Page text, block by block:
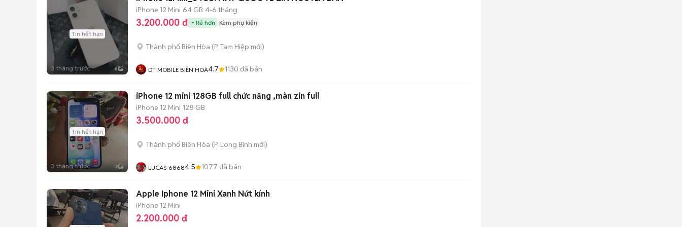
Tin hết hạn
3 tháng trước 6
iPhone 12 Mini 64 GB 4-6 tháng
3.200.000 đ Rẻ hơn Kèm phụ kiện
Thành phố Biên Hòa (P. Tam Hiệp mới)
DT MOBILE BIÊN HOÀ4.7 1130 đã bán
Tin hết hạn
3 tháng trước 3
iPhone 12 mini 128GB full chức năng ,màn zin full
iPhone 12 Mini 128 GB
3.500.000 đ
Thành phố Biên Hòa (P. Long Bình mới)
LUCAS 68684.5 1077 đã bán
Apple Iphone 12 Mini Xanh Nứt kính
iPhone 12 Mini
2.200.000 đ